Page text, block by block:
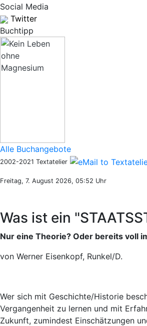
Social Media
Twitter
Buchtipp
Alle Buchangebote
2002-2021 Textatelier
Freitag, 7. August 2026, 05:52 Uhr
Was ist ein
Nur eine Theorie? Oder bereits voll
von Werner Eisenkopf, Runkel/D.
Wer sich mit Geschichte/Historie
Vergangenheit zu lernen und mit
Zukunft, zumindest Einschätzungen